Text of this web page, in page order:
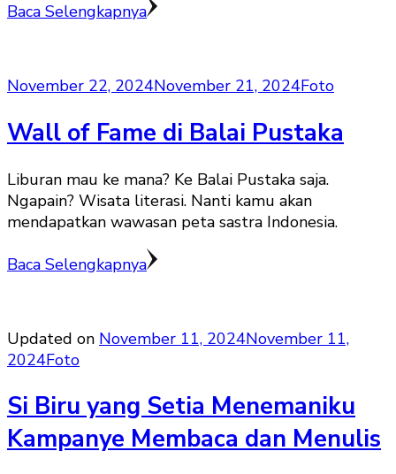
Baca Selengkapnya
November 22, 2024November 21, 2024Foto
Wall of Fame di Balai Pustaka
Liburan mau ke mana? Ke Balai Pustaka saja.
Ngapain? Wisata literasi. Nanti kamu akan
mendapatkan wawasan peta sastra Indonesia.
Baca Selengkapnya
Updated on November 11, 2024November 11,
2024Foto
Si Biru yang Setia Menemaniku
Kampanye Membaca dan Menulis